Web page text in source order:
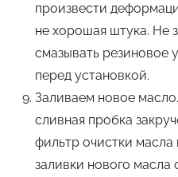
произвести
не хорошая штука. Не
смазывать резиновое
перед установкой.
Заливаем новое
сливная пробка
фильтр очистки
заливки нового масла